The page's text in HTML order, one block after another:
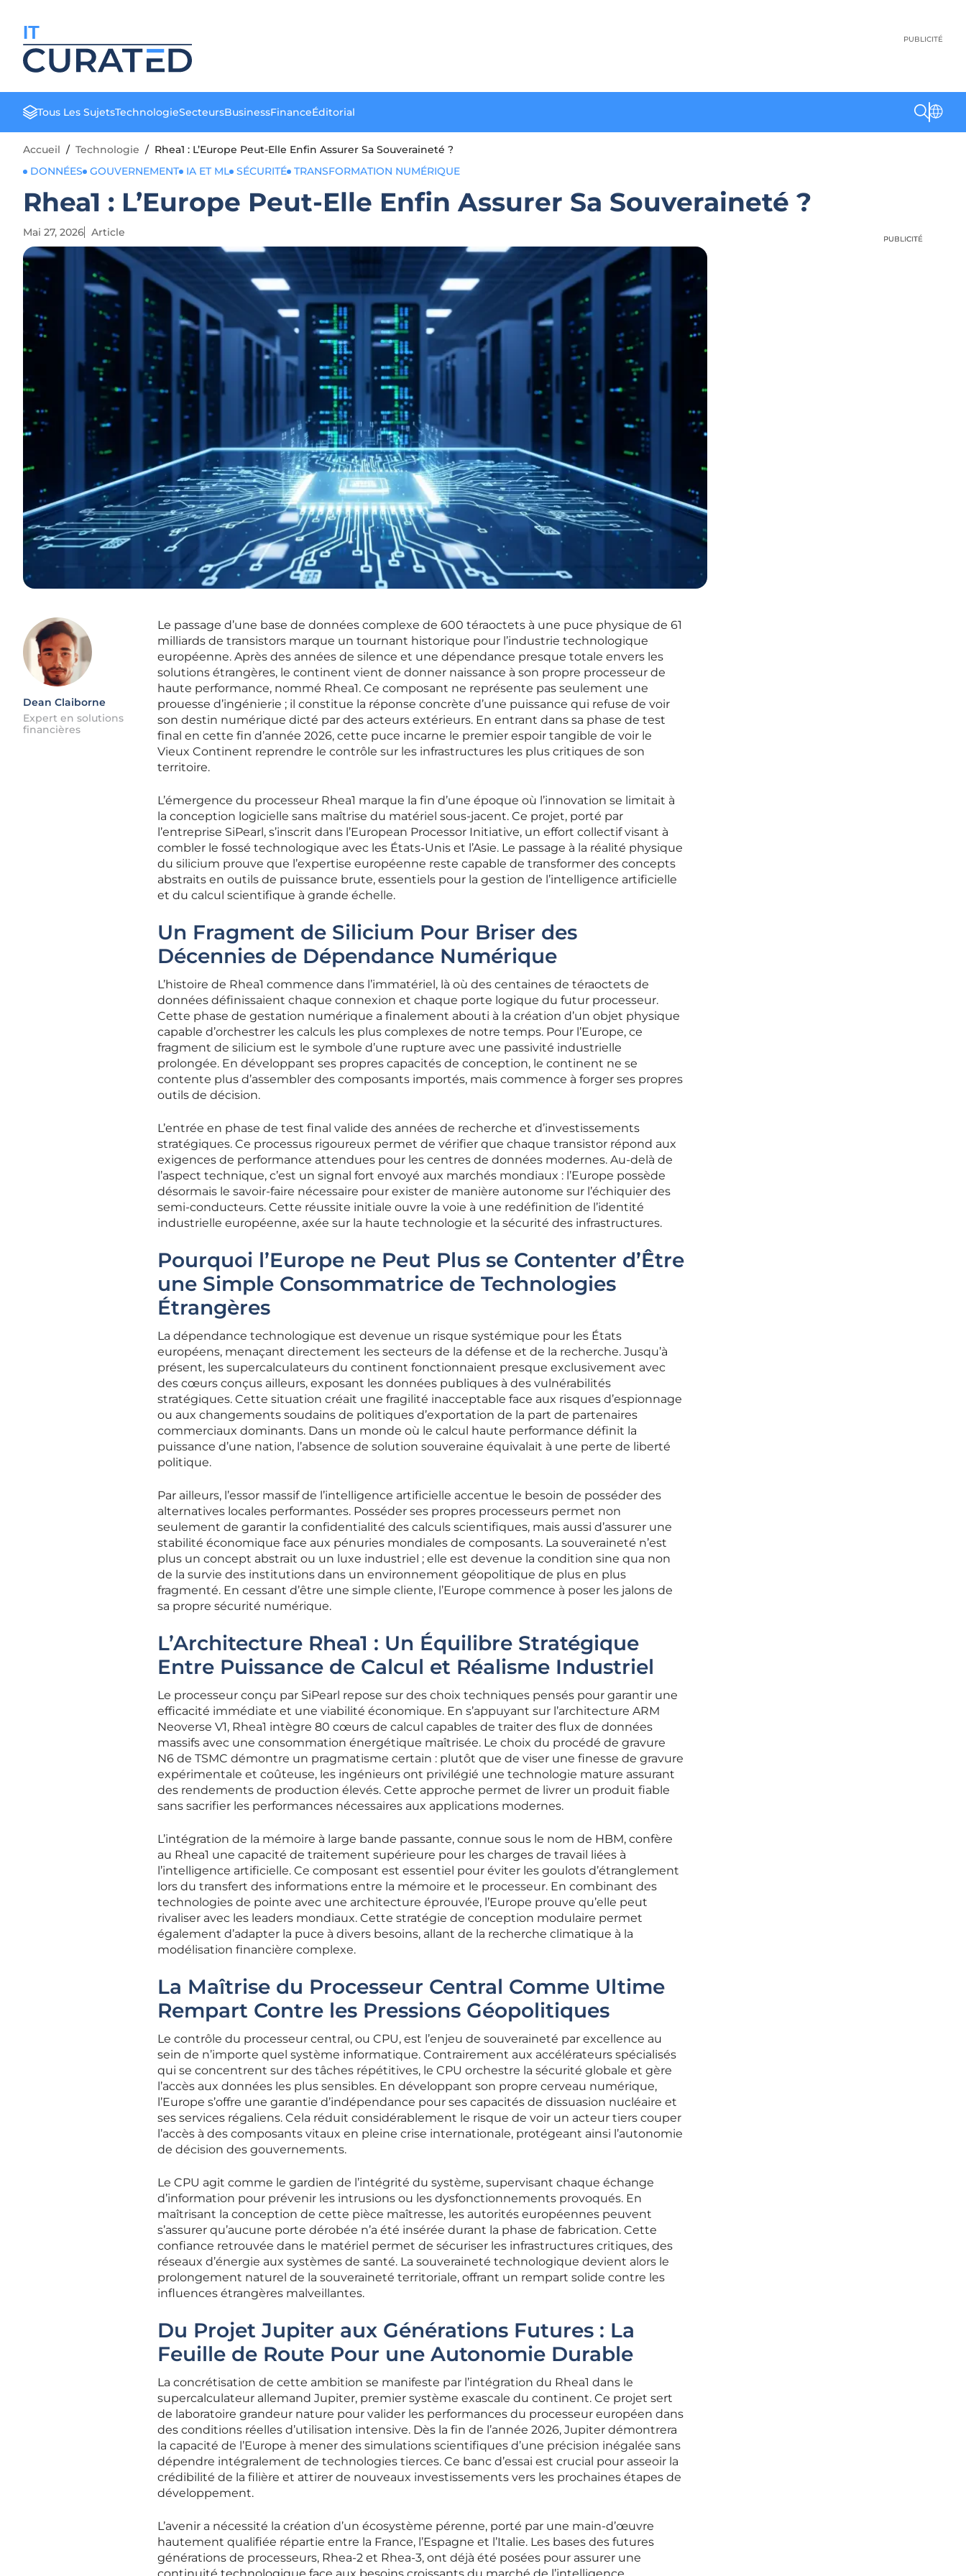
IT PUBLICITÉ
Tous Les SujetsTechnologieSecteursBusinessFinanceÉditorial
Accueil / Technologie / Rhea1 : L’Europe Peut-Elle Enfin Assurer Sa Souveraineté ?
DONNÉES
GOUVERNEMENT IA ET ML SÉCURITÉ TRANSFORMATION NUMÉRIQUE
Rhea1 : L’Europe Peut-Elle Enfin Assurer Sa Souveraineté ?
Mai 27, 2026 Article
Dean Claiborne
Expert en solutions
financières
Le passage d’une base de données complexe de 600 téraoctets à une puce physique de 61
milliards de transistors marque un tournant historique pour l’industrie technologique
européenne. Après des années de silence et une dépendance presque totale envers les
solutions étrangères, le continent vient de donner naissance à son propre processeur de
haute performance, nommé Rhea1. Ce composant ne représente pas seulement une
prouesse d’ingénierie ; il constitue la réponse concrète d’une puissance qui refuse de voir
son destin numérique dicté par des acteurs extérieurs. En entrant dans sa phase de test
final en cette fin d’année 2026, cette puce incarne le premier espoir tangible de voir le
Vieux Continent reprendre le contrôle sur les infrastructures les plus critiques de son
territoire.
L’émergence du processeur Rhea1 marque la fin d’une époque où l’innovation se limitait à
la conception logicielle sans maîtrise du matériel sous-jacent. Ce projet, porté par
l’entreprise SiPearl, s’inscrit dans l’European Processor Initiative, un effort collectif visant à
combler le fossé technologique avec les États-Unis et l’Asie. Le passage à la réalité physique
du silicium prouve que l’expertise européenne reste capable de transformer des concepts
abstraits en outils de puissance brute, essentiels pour la gestion de l’intelligence artificielle
et du calcul scientifique à grande échelle.
Un Fragment de Silicium Pour Briser des
Décennies de Dépendance Numérique
L’histoire de Rhea1 commence dans l’immatériel, là où des centaines de téraoctets de
données définissaient chaque connexion et chaque porte logique du futur processeur.
Cette phase de gestation numérique a finalement abouti à la création d’un objet physique
capable d’orchestrer les calculs les plus complexes de notre temps. Pour l’Europe, ce
fragment de silicium est le symbole d’une rupture avec une passivité industrielle
prolongée. En développant ses propres capacités de conception, le continent ne se
contente plus d’assembler des composants importés, mais commence à forger ses propres
outils de décision.
L’entrée en phase de test final valide des années de recherche et d’investissements
stratégiques. Ce processus rigoureux permet de vérifier que chaque transistor répond aux
exigences de performance attendues pour les centres de données modernes. Au-delà de
l’aspect technique, c’est un signal fort envoyé aux marchés mondiaux : l’Europe possède
désormais le savoir-faire nécessaire pour exister de manière autonome sur l’échiquier des
semi-conducteurs. Cette réussite initiale ouvre la voie à une redéfinition de l’identité
industrielle européenne, axée sur la haute technologie et la sécurité des infrastructures.
Pourquoi l’Europe ne Peut Plus se Contenter d’Être
une Simple Consommatrice de Technologies
Étrangères
La dépendance technologique est devenue un risque systémique pour les États
européens, menaçant directement les secteurs de la défense et de la recherche. Jusqu’à
présent, les supercalculateurs du continent fonctionnaient presque exclusivement avec
des cœurs conçus ailleurs, exposant les données publiques à des vulnérabilités
stratégiques. Cette situation créait une fragilité inacceptable face aux risques d’espionnage
ou aux changements soudains de politiques d’exportation de la part de partenaires
commerciaux dominants. Dans un monde où le calcul haute performance définit la
puissance d’une nation, l’absence de solution souveraine équivalait à une perte de liberté
politique.
Par ailleurs, l’essor massif de l’intelligence artificielle accentue le besoin de posséder des
alternatives locales performantes. Posséder ses propres processeurs permet non
seulement de garantir la confidentialité des calculs scientifiques, mais aussi d’assurer une
stabilité économique face aux pénuries mondiales de composants. La souveraineté n’est
plus un concept abstrait ou un luxe industriel ; elle est devenue la condition sine qua non
de la survie des institutions dans un environnement géopolitique de plus en plus
fragmenté. En cessant d’être une simple cliente, l’Europe commence à poser les jalons de
sa propre sécurité numérique.
L’Architecture Rhea1 : Un Équilibre Stratégique
Entre Puissance de Calcul et Réalisme Industriel
Le processeur conçu par SiPearl repose sur des choix techniques pensés pour garantir une
efficacité immédiate et une viabilité économique. En s’appuyant sur l’architecture ARM
Neoverse V1, Rhea1 intègre 80 cœurs de calcul capables de traiter des flux de données
massifs avec une consommation énergétique maîtrisée. Le choix du procédé de gravure
N6 de TSMC démontre un pragmatisme certain : plutôt que de viser une finesse de gravure
expérimentale et coûteuse, les ingénieurs ont privilégié une technologie mature assurant
des rendements de production élevés. Cette approche permet de livrer un produit fiable
sans sacrifier les performances nécessaires aux applications modernes.
L’intégration de la mémoire à large bande passante, connue sous le nom de HBM, confère
au Rhea1 une capacité de traitement supérieure pour les charges de travail liées à
l’intelligence artificielle. Ce composant est essentiel pour éviter les goulots d’étranglement
lors du transfert des informations entre la mémoire et le processeur. En combinant des
technologies de pointe avec une architecture éprouvée, l’Europe prouve qu’elle peut
rivaliser avec les leaders mondiaux. Cette stratégie de conception modulaire permet
également d’adapter la puce à divers besoins, allant de la recherche climatique à la
modélisation financière complexe.
La Maîtrise du Processeur Central Comme Ultime
Rempart Contre les Pressions Géopolitiques
Le contrôle du processeur central, ou CPU, est l’enjeu de souveraineté par excellence au
sein de n’importe quel système informatique. Contrairement aux accélérateurs spécialisés
qui se concentrent sur des tâches répétitives, le CPU orchestre la sécurité globale et gère
l’accès aux données les plus sensibles. En développant son propre cerveau numérique,
l’Europe s’offre une garantie d’indépendance pour ses capacités de dissuasion nucléaire et
ses services régaliens. Cela réduit considérablement le risque de voir un acteur tiers couper
l’accès à des composants vitaux en pleine crise internationale, protégeant ainsi l’autonomie
de décision des gouvernements.
Le CPU agit comme le gardien de l’intégrité du système, supervisant chaque échange
d’information pour prévenir les intrusions ou les dysfonctionnements provoqués. En
maîtrisant la conception de cette pièce maîtresse, les autorités européennes peuvent
s’assurer qu’aucune porte dérobée n’a été insérée durant la phase de fabrication. Cette
confiance retrouvée dans le matériel permet de sécuriser les infrastructures critiques, des
réseaux d’énergie aux systèmes de santé. La souveraineté technologique devient alors le
prolongement naturel de la souveraineté territoriale, offrant un rempart solide contre les
influences étrangères malveillantes.
Du Projet Jupiter aux Générations Futures : La
Feuille de Route Pour une Autonomie Durable
La concrétisation de cette ambition se manifeste par l’intégration du Rhea1 dans le
supercalculateur allemand Jupiter, premier système exascale du continent. Ce projet sert
de laboratoire grandeur nature pour valider les performances du processeur européen dans
des conditions réelles d’utilisation intensive. Dès la fin de l’année 2026, Jupiter démontrera
la capacité de l’Europe à mener des simulations scientifiques d’une précision inégalée sans
dépendre intégralement de technologies tierces. Ce banc d’essai est crucial pour asseoir la
crédibilité de la filière et attirer de nouveaux investissements vers les prochaines étapes de
développement.
L’avenir a nécessité la création d’un écosystème pérenne, porté par une main-d’œuvre
hautement qualifiée répartie entre la France, l’Espagne et l’Italie. Les bases des futures
générations de processeurs, Rhea-2 et Rhea-3, ont déjà été posées pour assurer une
PUBLICITÉ
PUBLICITÉ